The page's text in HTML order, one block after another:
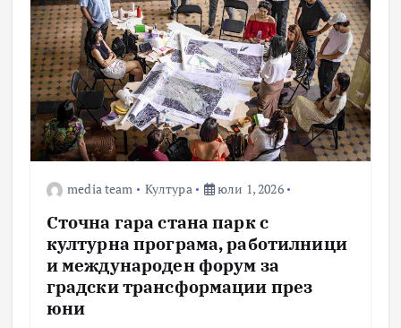
media team Култура юли 1, 2026
Сточна гара стана парк с
културна програма, работилници
и международен форум за
градски трансформации през
юни